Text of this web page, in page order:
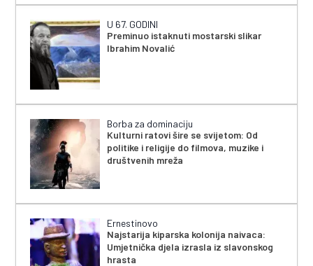
U 67. GODINI
Preminuo istaknuti mostarski slikar
Ibrahim Novalić
Borba za dominaciju
Kulturni ratovi šire se svijetom: Od
politike i religije do filmova, muzike i
društvenih mreža
Ernestinovo
Najstarija kiparska kolonija naivaca:
Umjetnička djela izrasla iz slavonskog
hrasta